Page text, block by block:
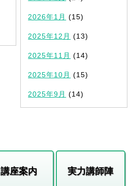
2026年1月 (15)
2025年12月 (13)
2025年11月 (14)
2025年10月 (15)
2025年9月 (14)
講座案内 実力講師陣